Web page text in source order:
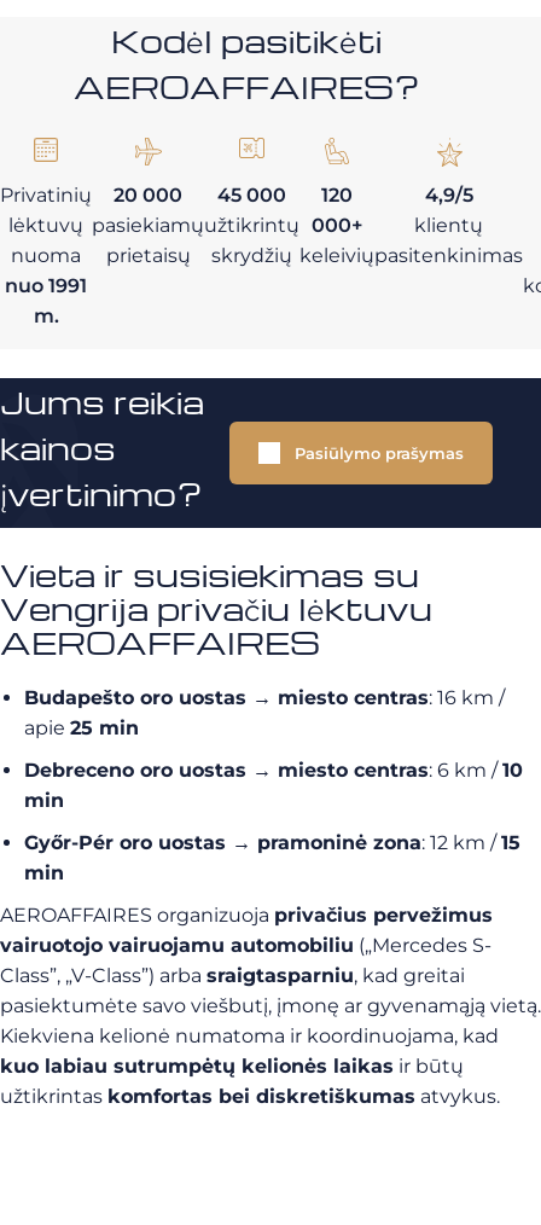
Kodėl pasitikėti
AEROAFFAIRES?
Privatinių
lėktuvų
nuoma
nuo 1991
m.
20 000
pasiekiamų
prietaisų
45 000
užtikrintų
skrydžių
120
000+
keleivių
4,9/5
klientų
pasitenkinimas
Jums reikia
kainos
įvertinimo?
Pasiūlymo prašymas
Vieta ir susisiekimas su
Vengrija privačiu lėktuvu
AEROAFFAIRES
Budapešto oro uostas → miesto centras: 16 km /
apie 25 min
Debreceno oro uostas → miesto centras: 6 km /10
min
Győr-Pér oro uostas → pramoninė zona: 12 km /15
min
AEROAFFAIRES organizuoja privačius pervežimus
vairuotojo vairuojamu automobiliu („Mercedes S-
Class”, „V-Class”) arba sraigtasparniu, kad greitai
pasiektumėte savo viešbutį, įmonę ar gyvenamąją vietą.
Kiekviena kelionė numatoma ir koordinuojama, kad
kuo labiau sutrumpėtų kelionės laikas ir būtų
užtikrintas komfortas bei diskretiškumas atvykus.